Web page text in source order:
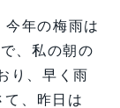
今年の梅雨は
、私の朝の
り、早く雨
、昨日は